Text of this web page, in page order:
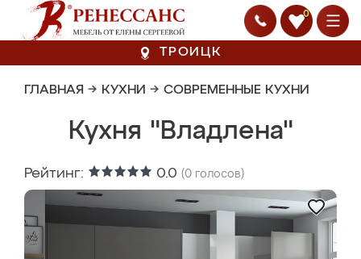
0
ТРОИЦК
ГЛАВНАЯ → КУХНИ → СОВРЕМЕННЫЕ КУХНИ
Кухня "Владлена"
Рейтинг: 0.0 (0 голосов)